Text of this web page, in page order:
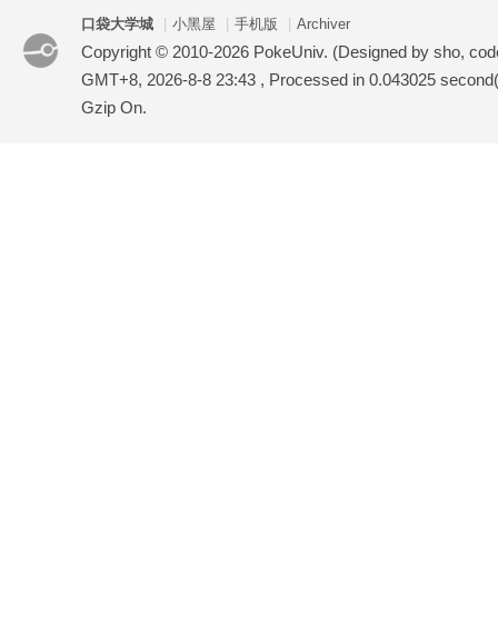
口袋大学城 小黑屋 手机版 Archiver
Copyright © 2010-2026 PokeUniv. (Designed by sho,
GMT+8, 2026-8-8 23:43 , Processed in 0.043025
Gzip On.